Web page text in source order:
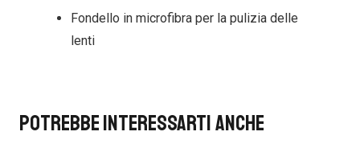
Fondello in microfibra per la pulizia delle
lenti
Potrebbe interessarti anche